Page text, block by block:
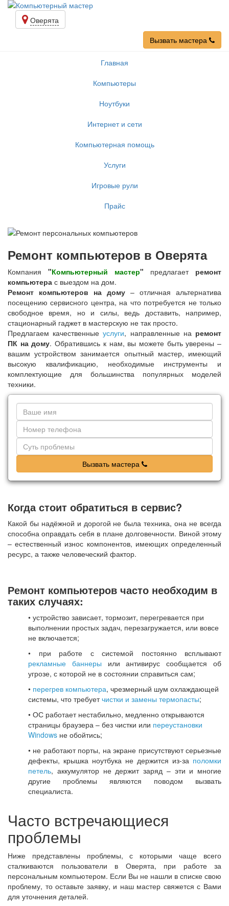
Оверята
Вызвать мастера
Главная
Компьютеры
Ноутбуки
Интернет и сети
Компьютерная помощь
Услуги
Игровые рули
Прайс
Ремонт компьютеров в Оверята
Компания "Компьютерный мастер" предлагает ремонт
компьютера с выездом на дом.
Ремонт компьютеров на дому – отличная альтернатива
посещению сервисного центра, на что потребуется не только
свободное время, но и силы, ведь доставить, например,
стационарный гаджет в мастерскую не так просто.
Предлагаем качественныеуслуги, направленные на ремонт
ПК на дому. Обратившись к нам, вы можете быть уверены –
вашим устройством занимается опытный мастер, имеющий
высокую квалификацию, необходимые инструменты и
комплектующие для большинства популярных моделей
техники.
Вызвать мастера
Когда стоит обратиться в сервис?
Какой бы надёжной и дорогой не была техника, она не всегда
способна оправдать себя в плане долговечности. Виной этому
– естественный износ компонентов, имеющих определенный
ресурс, а также человеческий фактор.
Ремонт компьютеров часто необходим в
таких случаях:
• устройство зависает, тормозит, перегревается при
выполнении простых задач, перезагружается, или вовсе
не включается;
• при работе с системой постоянно всплывают
рекламные баннеры или антивирус сообщается об
угрозе, с которой не в состоянии справиться сам;
• перегрев компьютера, чрезмерный шум охлаждающей
системы, что требуетчистки и замены термопасты;
• ОС работает нестабильно, медленно открываются
страницы браузера – без чистки или переустановки
Windows не обойтись;
• не работают порты, на экране присутствуют серьезные
дефекты, крышка ноутбука не держится из-за поломки
петель, аккумулятор не держит заряд – эти и многие
другие проблемы являются поводом вызвать
специалиста.
Часто встречающиеся
проблемы
Ниже представлены проблемы, с которыми чаще всего
сталкиваются пользователи в Оверята, при работе за
персональным компьютером. Если Вы не нашли в списке свою
проблему, то оставьте заявку, и наш мастер свяжется с Вами
для уточнения деталей.